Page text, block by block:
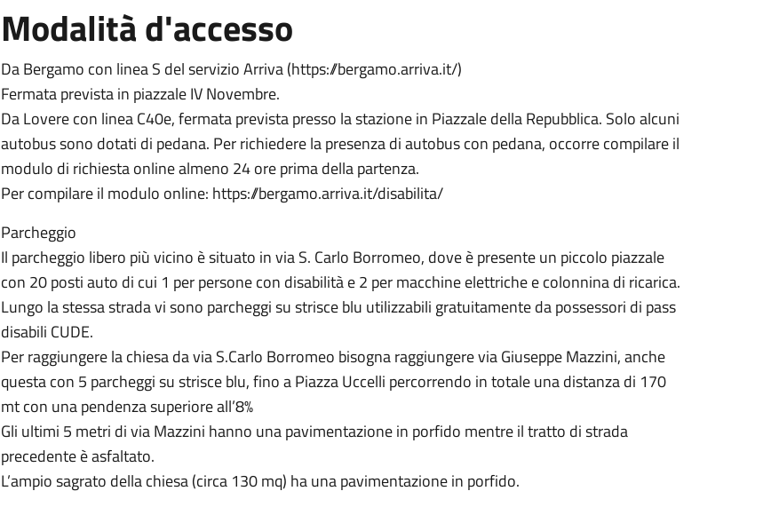
Modalità d'accesso
Da Bergamo con linea S del servizio Arriva (https://bergamo.arriva.it/)
Fermata prevista in piazzale IV Novembre.
Da Lovere con linea C40e, fermata prevista presso la stazione in Piazzale della Repubblica. Solo alcuni
autobus sono dotati di pedana. Per richiedere la presenza di autobus con pedana, occorre compilare il
modulo di richiesta online almeno 24 ore prima della partenza.
Per compilare il modulo online: https://bergamo.arriva.it/disabilita/
Parcheggio
Il parcheggio libero più vicino è situato in via S. Carlo Borromeo, dove è presente un piccolo piazzale
con 20 posti auto di cui 1 per persone con disabilità e 2 per macchine elettriche e colonnina di ricarica.
Lungo la stessa strada vi sono parcheggi su strisce blu utilizzabili gratuitamente da possessori di pass
disabili CUDE.
Per raggiungere la chiesa da via S.Carlo Borromeo bisogna raggiungere via Giuseppe Mazzini, anche
questa con 5 parcheggi su strisce blu, fino a Piazza Uccelli percorrendo in totale una distanza di 170
mt con una pendenza superiore all’8%
Gli ultimi 5 metri di via Mazzini hanno una pavimentazione in porfido mentre il tratto di strada
precedente è asfaltato.
L’ampio sagrato della chiesa (circa 130 mq) ha una pavimentazione in porfido.